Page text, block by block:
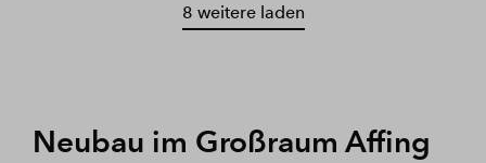
8 weitere laden
Neubau im Großraum Affing